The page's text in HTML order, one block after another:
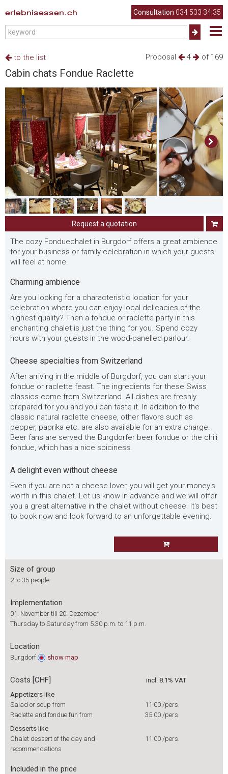
erlebnisessen.ch Consultation 034 533 34 35
Proposal 4 of 169
to the list
Cabin chats Fondue Raclette
Request a quotation
The cozy Fonduechalet in Burgdorf offers a great ambience
for your business or family celebration in which your guests
will feel at home.
Charming ambience
Are you looking for a characteristic location for your
celebration where you can enjoy local delicacies of the
highest quality? Then a fondue or raclette party in this
enchanting chalet is just the thing for you. Spend cozy
hours with your guests in the wood-panelled parlour.
Cheese specialties from Switzerland
After arriving in the middle of Burgdorf, you can start your
fondue or raclette feast. The ingredients for these Swiss
classics come from Switzerland. All dishes are freshly
prepared for you and you can taste it. In addition to the
classic natural raclette cheese, other flavors such as
pepper, paprika etc. are also available for an extra charge.
Beer fans are served the Burgdorfer beer fondue or the chili
fondue, which has a nice spiciness.
A delight even without cheese
Even if you are not a cheese lover, you will get your money's
worth in this chalet. Let us know in advance and we will offer
you a great alternative in the chalet without cheese. It's best
to book now and look forward to an unforgettable evening.
Size of group
2 to 35 people
Implementation
01. November till 20. Dezember
Thursday to Saturday from 5.30 p.m. to 11 p.m.
Location
Burgdorf show map
Costs [CHF]
incl. 8.1% VAT
Appetizers like
Salad or soup from
11.00 /pers.
Raclette and fondue fun from
35.00 /pers.
Desserts like
Chalet dessert of the day and
recommendations
11.00 /pers.
Included in the price